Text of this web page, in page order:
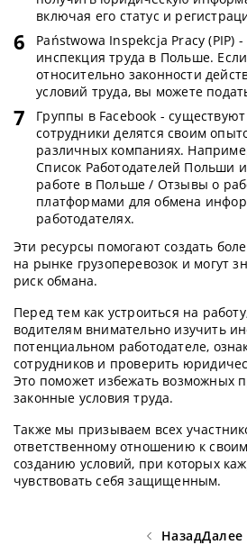
включая его статус и
Państwowa Inspekcja Pracy (PIP) -
инспекция труда в Польше.
относительно законности
условий труда, вы можете
Группы в Facebook -
сотрудники делятся своим
различных компаниях.
Список Работодателей Польши
работе в Польше / Отзывы о
платформами для обмена
работодателях.
Эти ресурсы помогают создать
на рынке грузоперевозок и могут
риск обмана.
Перед тем как устроиться на
водителям внимательно изучить
потенциальном работодателе,
сотрудников и проверить
Это поможет избежать возможных
законные условия труда.
Также мы призываем всех
ответственному отношению к
созданию условий, при которых
чувствовать себя защищенным.
НазадДалее